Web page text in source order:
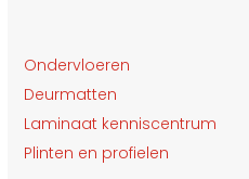
Ondervloeren
Deurmatten
Laminaat kenniscentrum
Plinten en profielen